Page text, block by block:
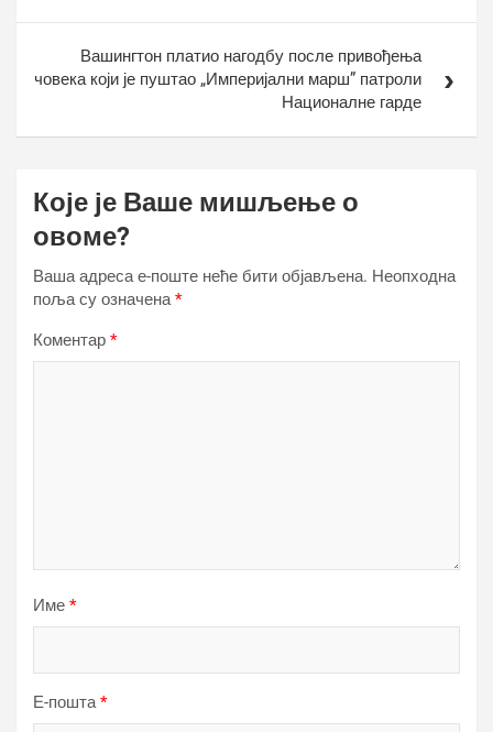
Вашингтон платио нагодбу после привођења
човека који је пуштао „Империјални марш” патроли
Националне гарде
Које је Ваше мишљење о
овоме?
Ваша адреса е-поште неће бити објављена. Неопходна
поља су означена*
Коментар *
Име *
Е-пошта*